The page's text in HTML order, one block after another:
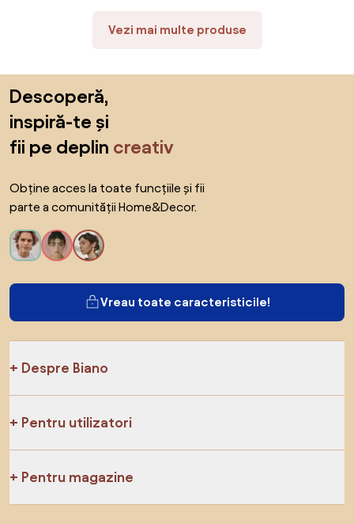
Vezi mai multe produse
Descoperă,
inspiră-te și
fii pe deplin creativ
Obține acces la toate funcțiile și fii
parte a comunității Home&Decor.
Vreau toate caracteristicile!
Despre Biano
Pentru utilizatori
Pentru magazine